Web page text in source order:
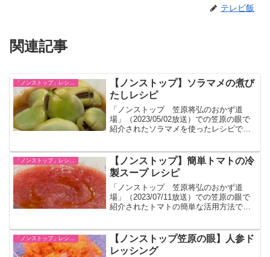
テレビ飯
関連記事
【ノンストップ】ソラマメの煮び
たしレシピ
「ノンストップ 笠原将弘のおかず道
場」（2023/05/02放送）での笠原の眼で
紹介されたソラマメを使ったレシピで
「ノンストップ」レシピ一覧
【ノンストップ】簡単トマトの冷
製スープ レシピ
「ノンストップ 笠原将弘のおかず道
場」（2023/07/11放送）での笠原の眼で
紹介されたトマトの簡単な活用方法で
「ノンストップ」レシピ一覧
【ノンストップ笠原の眼】人参ド
レッシング